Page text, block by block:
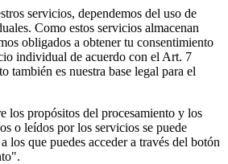
servicios, dependemos del uso de
Como estos servicios almacenan
obligados a obtener tu consentimiento
individual de acuerdo con el Art. 7
también es nuestra base legal para el
los propósitos del procesamiento y los
o leídos por los servicios se puede
los que puedes acceder a través del botón